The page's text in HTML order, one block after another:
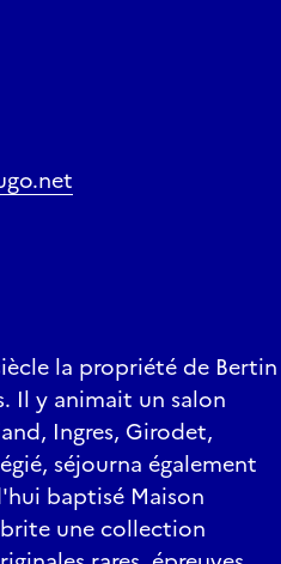
la propriété de Bertin
Il y animait un salon
Ingres, Girodet,
séjourna également
baptisé Maison
une collection